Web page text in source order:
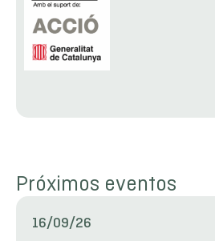
Próximos eventos
16/09/26